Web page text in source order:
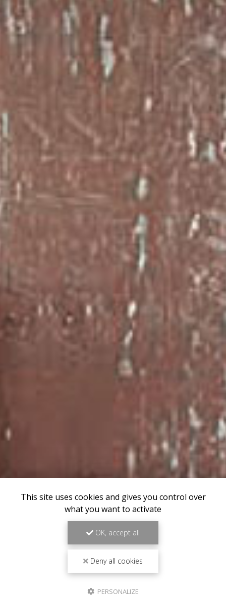
This site uses cookies and gives you control over
what you want to activate
OK, accept all
Deny all cookies
PERSONALIZE